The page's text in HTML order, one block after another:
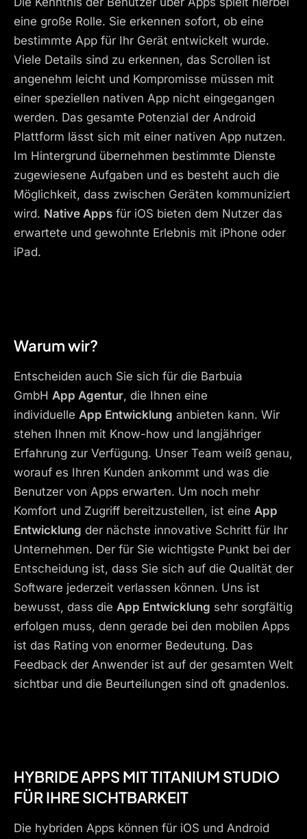
eine große Rolle. Sie erkennen sofort, ob eine
bestimmte App für Ihr Gerät entwickelt wurde.
Viele Details sind zu erkennen, das Scrollen ist
angenehm leicht und Kompromisse müssen mit
einer speziellen nativen App nicht eingegangen
werden. Das gesamte Potenzial der Android
Plattform lässt sich mit einer nativen App nutzen.
Im Hintergrund übernehmen bestimmte Dienste
zugewiesene Aufgaben und es besteht auch die
Möglichkeit, dass zwischen Geräten kommuniziert
wird. Native Apps für iOS bieten dem Nutzer das
erwartete und gewohnte Erlebnis mit iPhone oder
iPad.
Warum wir?
Entscheiden auch Sie sich für die Barbuia
GmbH App Agentur, die Ihnen eine
individuelle App Entwicklung anbieten kann. Wir
stehen Ihnen mit Know-how und langjähriger
Erfahrung zur Verfügung. Unser Team weiß genau,
worauf es Ihren Kunden ankommt und was die
Benutzer von Apps erwarten. Um noch mehr
Komfort und Zugriff bereitzustellen, ist eine App
Entwicklung der nächste innovative Schritt für Ihr
Unternehmen. Der für Sie wichtigste Punkt bei der
Entscheidung ist, dass Sie sich auf die Qualität der
Software jederzeit verlassen können. Uns ist
bewusst, dass die App Entwicklung sehr sorgfältig
erfolgen muss, denn gerade bei den mobilen Apps
ist das Rating von enormer Bedeutung. Das
Feedback der Anwender ist auf der gesamten Welt
sichtbar und die Beurteilungen sind oft gnadenlos.
HYBRIDE APPS MIT TITANIUM STUDIO
FÜR IHRE SICHTBARKEIT
Die hybriden Apps können für iOS und Android